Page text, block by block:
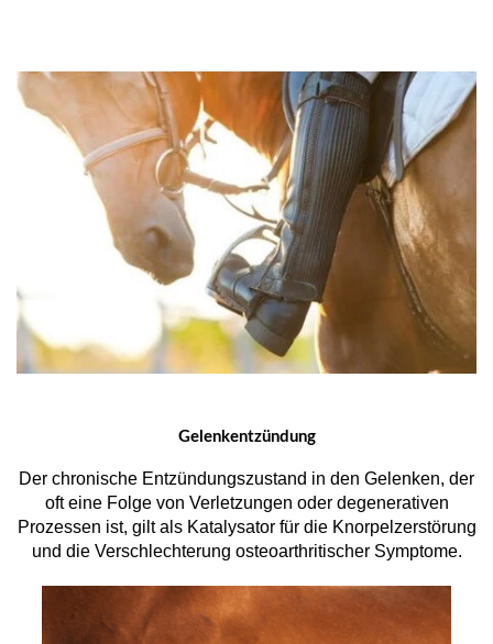
Gelenkentzündung
Der chronische Entzündungszustand in den Gelenken, der
oft eine Folge von Verletzungen oder degenerativen
Prozessen ist, gilt als Katalysator für die Knorpelzerstörung
und die Verschlechterung osteoarthritischer Symptome.